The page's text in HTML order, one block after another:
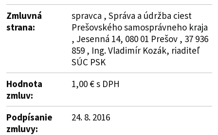
Zmluvná
strana:
spravca , Správa a údržba ciest
Prešovského samosprávneho kraja
, Jesenná 14, 080 01 Prešov , 37 936
859 , Ing. Vladimír Kozák, riaditeľ
SÚC PSK
Hodnota
zmluv:
1,00 € s DPH
Podpísanie
zmluvy:
24. 8. 2016